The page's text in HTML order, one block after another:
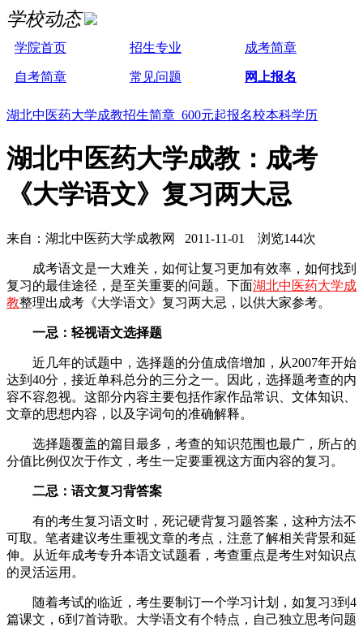
学校动态
学院首页 招生专业 成考简章
自考简章 常见问题 网上报名
湖北中医药大学成教招生简章 600元起报名校本科学历
湖北中医药大学成教：成考
《大学语文》复习两大忌
来自：湖北中医药大学成教网 2011-11-01 浏览144次
成考语文是一大难关，如何让复习更加有效率，如何找到
复习的最佳途径，是至关重要的问题。下面湖北中医药大学成
教整理出成考《大学语文》复习两大忌，以供大家参考。
一忌：轻视语文选择题
近几年的试题中，选择题的分值成倍增加，从2007年开始
达到40分，接近单科总分的三分之一。因此，选择题考查的内
容不容忽视。这部分内容主要包括作家作品常识、文体知识、
文章的思想内容，以及字词句的准确解释。
选择题覆盖的篇目最多，考查的知识范围也最广，所占的
分值比例仅次于作文，考生一定要重视这方面内容的复习。
二忌：语文复习背答案
有的考生复习语文时，死记硬背复习题答案，这种方法不
可取。笔者建议考生重视文章的考点，注意了解相关背景和延
伸。从近年成考专升本语文试题看，考查重点是考生对知识点
的灵活运用。
随着考试的临近，考生要制订一个学习计划，如复习3到4
篇课文，6到7首诗歌。大学语文有个特点，自己独立思考问题